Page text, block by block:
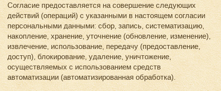
Согласие предоставляется на совершение следующих
действий (операций) с указанными в настоящем согласии
персональными данными: сбор, запись, систематизацию,
накопление, хранение, уточнение (обновление, изменение),
извлечение, использование, передачу (предоставление,
доступ), блокирование, удаление, уничтожение,
осуществляемых с использованием средств
автоматизации (автоматизированная обработка).